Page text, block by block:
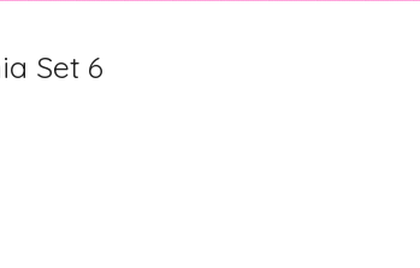
Set 6